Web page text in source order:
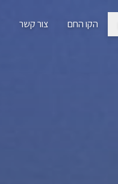
הקו החם צור קשר